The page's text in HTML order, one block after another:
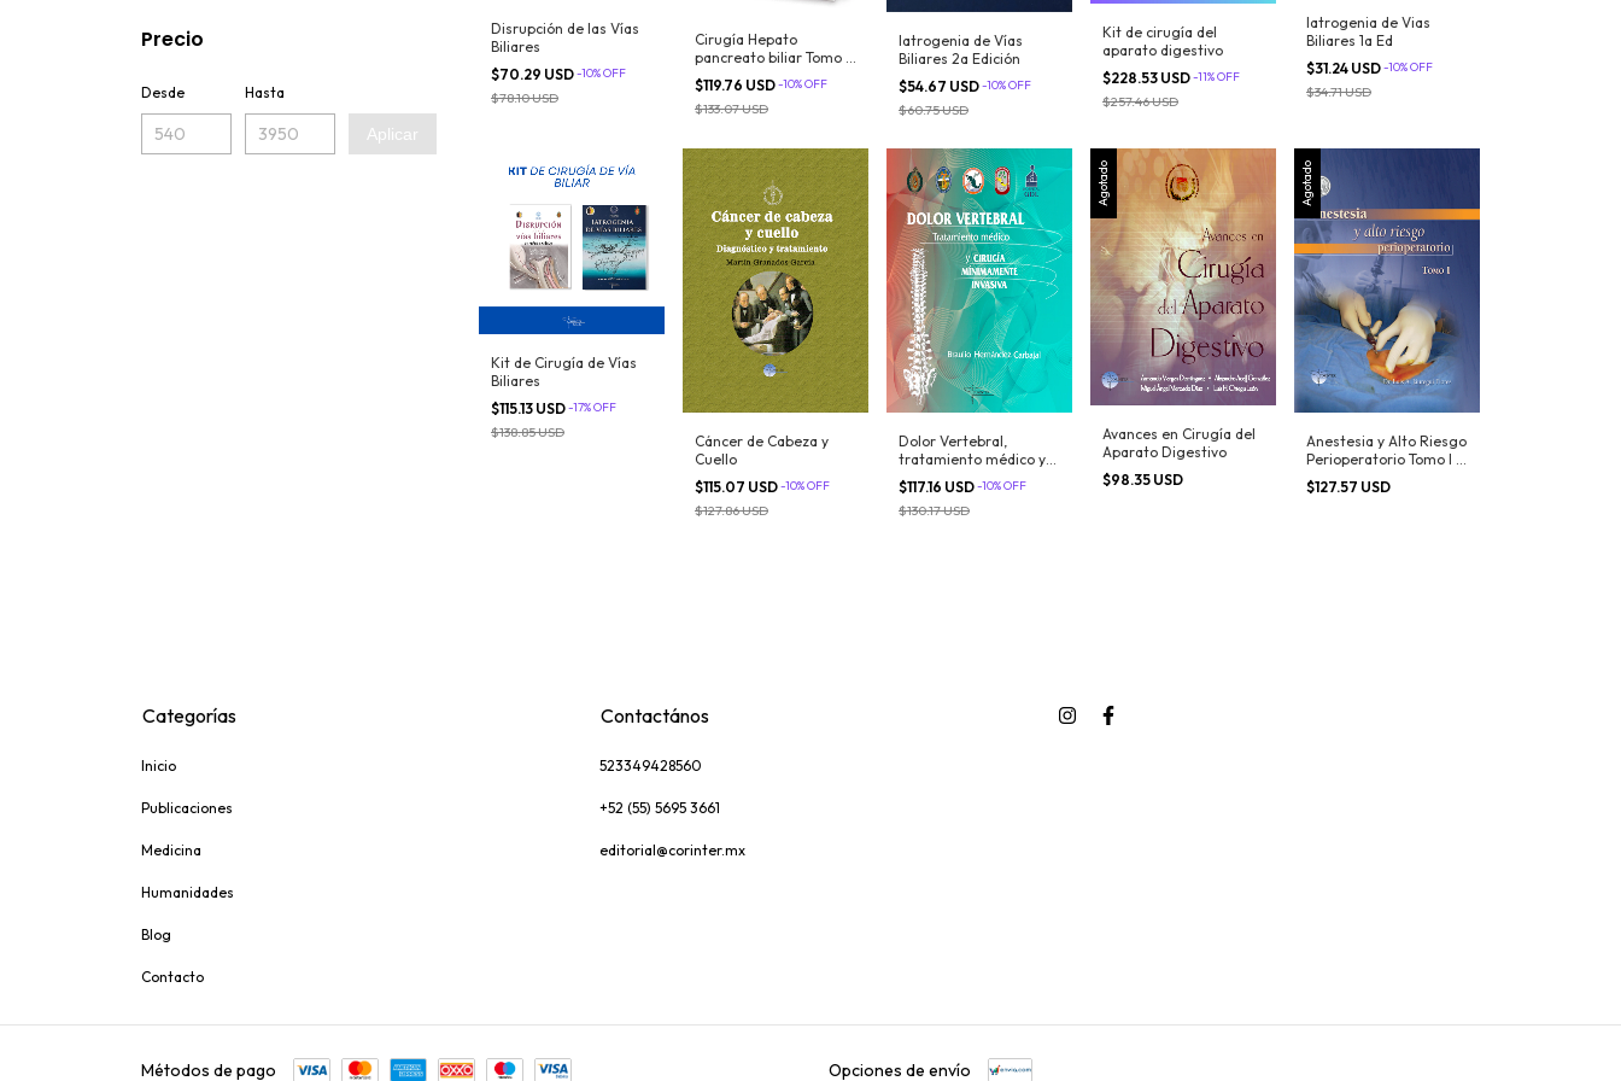
Precio
Desde Hasta
Aplicar
Disrupción de las Vías
Biliares
$70.29 USD-10%OFF
$78.10 USD
Cirugía Hepato
pancreato biliar Tomo 1:
Páncreas
$119.76 USD-10%OFF
$133.07 USD
Iatrogenia de Vías
Biliares 2a Edición
$54.67 USD-10%OFF
$60.75 USD
Kit de cirugía del
aparato digestivo
$228.53 USD-11%OFF
$257.46 USD
Iatrogenia de Vias
Biliares 1a Ed
$31.24 USD-10%OFF
$34.71 USD
Kit de Cirugía de Vías
Biliares
$115.13 USD-17%OFF
$138.85 USD
Cáncer de Cabeza y
Cuello
$115.07 USD-10%OFF
$127.86 USD
Dolor Vertebral,
tratamiento médico y
cirugía mínimamente
invasiva
$117.16 USD-10%OFF
$130.17 USD
Agotado
Avances en Cirugía del
Aparato Digestivo
$98.35 USD
Agotado
Anestesia y Alto Riesgo
Perioperatorio Tomo I y
II
$127.57 USD
Categorías
Inicio
Publicaciones
Medicina
Humanidades
Blog
Contacto
Contactános
523349428560
+52 (55) 5695 3661
editorial@corinter.mx
Métodos de pago Opciones de envío